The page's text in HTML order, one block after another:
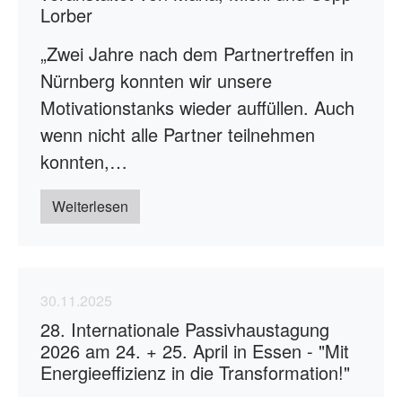
Lorber
„Zwei Jahre nach dem Partnertreffen in
Nürnberg konnten wir unsere
Motivationstanks wieder auffüllen. Auch
wenn nicht alle Partner teilnehmen
konnten,…
Weiterlesen
30.11.2025
28. Internationale Passivhaustagung
2026 am 24. + 25. April in Essen - "Mit
Energieeffizienz in die Transformation!"